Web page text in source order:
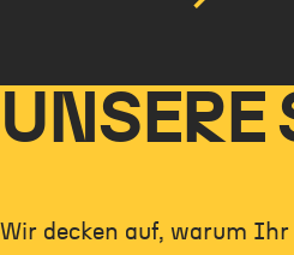
UNSERE
Wir decken auf, warum